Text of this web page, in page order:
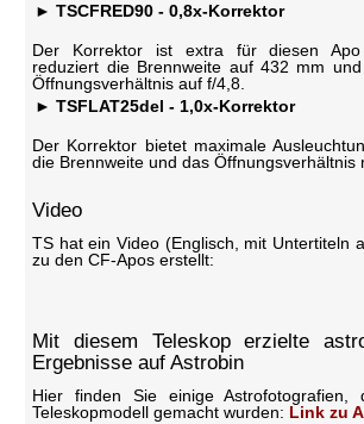
TSCFRED90 - 0,8x-Korrektor
Der Korrektor ist extra für diesen
reduziert die Brennweite auf 432 mm
Öffnungsverhältnis auf f/4,8.
TSFLAT25del - 1,0x-Korrektor
Der Korrektor bietet maximale
die Brennweite und das Öffnungsverhältnis
Video
TS hat ein Video (Englisch, mit Untertiteln
zu den CF-Apos erstellt:
Mit diesem Teleskop erzielte
Ergebnisse auf Astrobin
Hier finden Sie einige Astrofotografien,
Teleskopmodell gemacht wurden: Link zu